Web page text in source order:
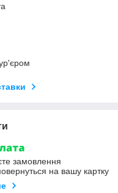
замовлення
на вашу картку